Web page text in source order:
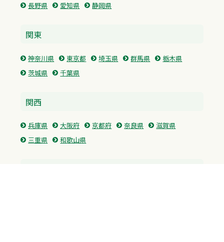
長野県
愛知県 静岡県
関東
神奈川県 東京都 埼玉県 群馬県
栃木県
茨城県
千葉県
関西
兵庫県 大阪府 京都府 奈良県
滋賀県
三重県
和歌山県